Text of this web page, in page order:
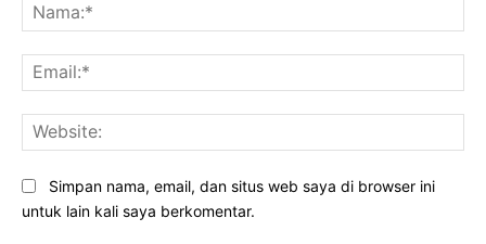
Simpan nama, email, dan situs web saya di browser ini
untuk lain kali saya berkomentar.